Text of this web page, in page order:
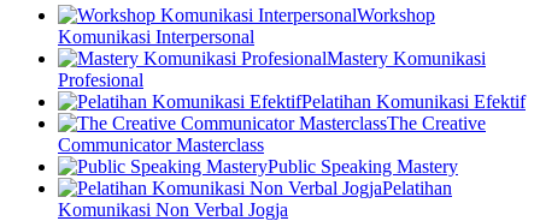
Workshop
Komunikasi Interpersonal
Mastery Komunikasi
Profesional
Pelatihan Komunikasi Efektif
The Creative
Communicator Masterclass
Public Speaking Mastery
Pelatihan
Komunikasi Non Verbal Jogja